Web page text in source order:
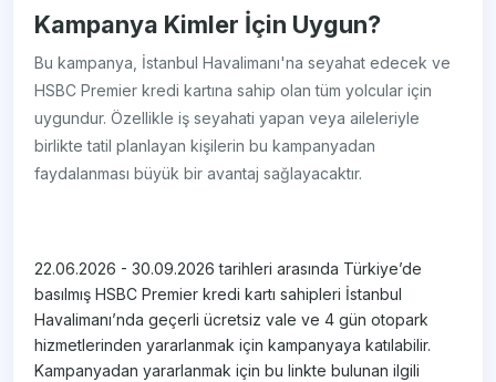
Kampanya Kimler İçin Uygun?
Bu kampanya, İstanbul Havalimanı'na seyahat edecek ve
HSBC Premier kredi kartına sahip olan tüm yolcular için
uygundur. Özellikle iş seyahati yapan veya aileleriyle
birlikte tatil planlayan kişilerin bu kampanyadan
faydalanması büyük bir avantaj sağlayacaktır.
22.06.2026 - 30.09.2026 tarihleri arasında Türkiye’de
basılmış HSBC Premier kredi kartı sahipleri İstanbul
Havalimanı’nda geçerli ücretsiz vale ve 4 gün otopark
hizmetlerinden yararlanmak için kampanyaya katılabilir.
Kampanyadan yararlanmak için bu linkte bulunan ilgili